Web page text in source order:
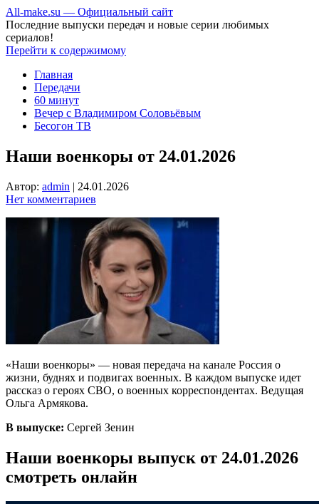
All-make.su — Официальный сайт
Последние выпуски передач и новые серии любимых
сериалов!
Перейти к содержимому
Главная
Передачи
60 минут
Вечер с Владимиром Соловьёвым
Бесогон ТВ
Наши военкоры от 24.01.2026
Автор: admin | 24.01.2026
Нет комментариев
«Наши военкоры» — новая передача на канале Россия о
жизни, буднях и подвигах военных. В каждом выпуске идет
рассказ о героях СВО, о военных корреспондентах. Ведущая
Ольга Армякова.
В выпуске: Сергей Зенин
Наши военкоры выпуск от 24.01.2026
смотреть онлайн